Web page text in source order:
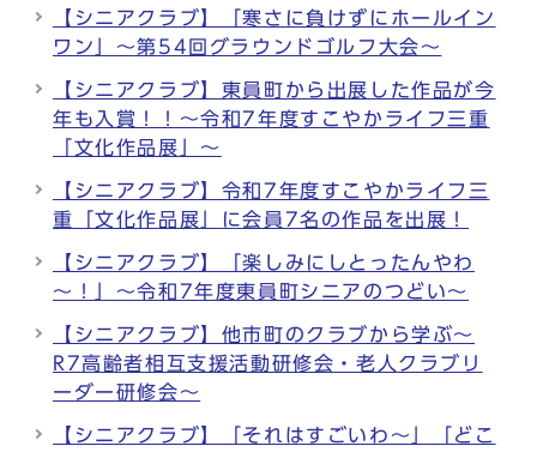
【シニアクラブ】「寒さに負けずにホールイン
ワン」～第54回グラウンドゴルフ大会～
【シニアクラブ】東員町から出展した作品が今
年も入賞！！～令和7年度すこやかライフ三重
「文化作品展」～
【シニアクラブ】令和7年度すこやかライフ三
重「文化作品展」に会員7名の作品を出展！
【シニアクラブ】「楽しみにしとったんやわ
～！」～令和7年度東員町シニアのつどい～
【シニアクラブ】他市町のクラブから学ぶ～
R7高齢者相互支援活動研修会・老人クラブリ
ーダー研修会～
【シニアクラブ】「それはすごいわ～」「どこ